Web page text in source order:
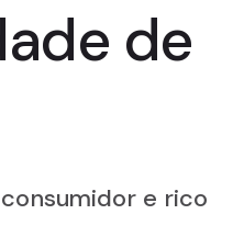
de
e rico